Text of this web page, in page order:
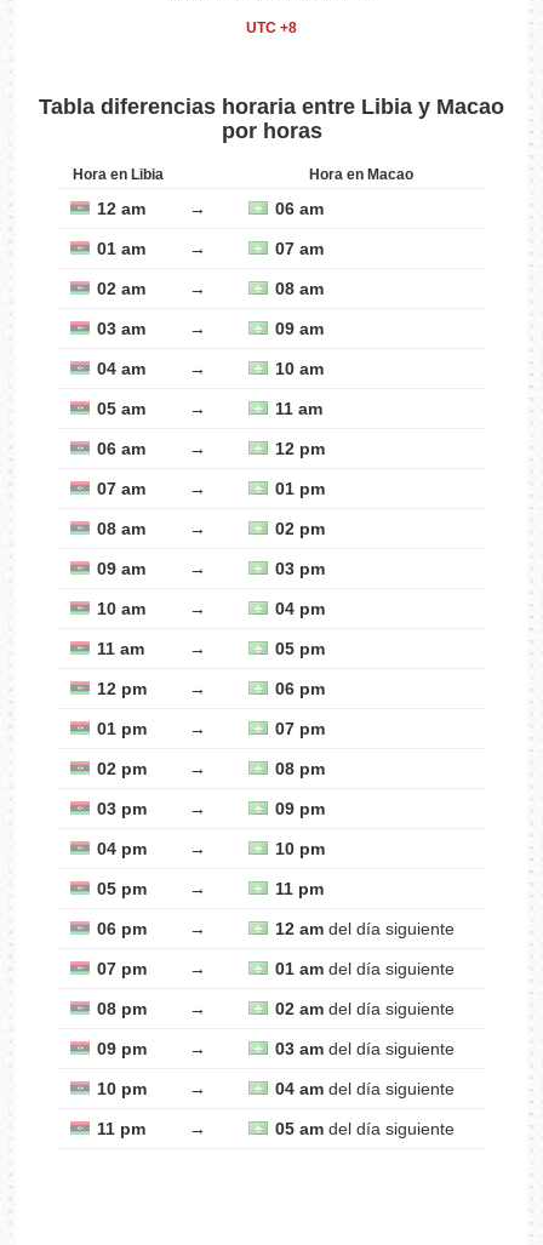
UTC +8
Tabla diferencias horaria entre Libia y Macao
por horas
Hora en Libia Hora en Macao
12 am → 06 am
01 am → 07 am
02 am → 08 am
03 am → 09 am
04 am → 10 am
05 am → 11 am
06 am → 12 pm
07 am → 01 pm
08 am → 02 pm
09 am → 03 pm
10 am → 04 pm
11 am → 05 pm
12 pm → 06 pm
01 pm → 07 pm
02 pm → 08 pm
03 pm → 09 pm
04 pm → 10 pm
05 pm → 11 pm
06 pm → 12 am del día siguiente
07 pm → 01 am del día siguiente
08 pm → 02 am del día siguiente
09 pm → 03 am del día siguiente
10 pm → 04 am del día siguiente
11 pm → 05 am del día siguiente